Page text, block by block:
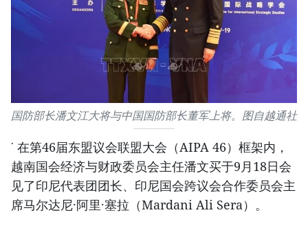
国防部长潘文江大将与中国国防部长董军上将。图自越通社
· 在第46届东盟议会联盟大会（AIPA 46）框架内，
越南国会经济与财政委员会主任潘文买于9月18日会
见了印尼代表团团长、印尼国会跨议会合作委员会主
席马尔达尼·阿里·塞拉（Mardani Ali Sera）。